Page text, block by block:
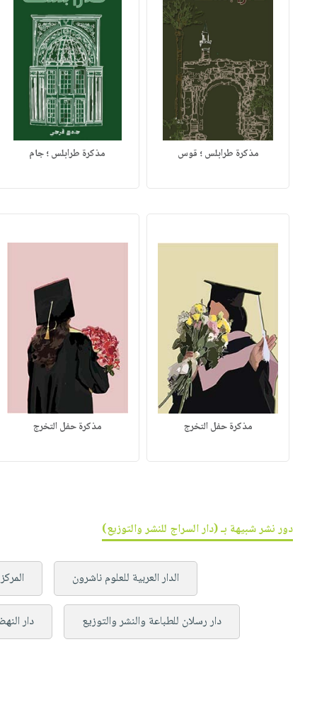
مذكرة طرابلس ؛ قوس مذكرة طرابلس ؛ جام
مذكرة حفل التخرج مذكرة حفل التخرج
دور نشر شبيهة بـ (دار السراج للنشر والتوزيع)
الدار العربية للعلوم ناشرون
دار رسلان للطباعة والنشر والتوزيع دار